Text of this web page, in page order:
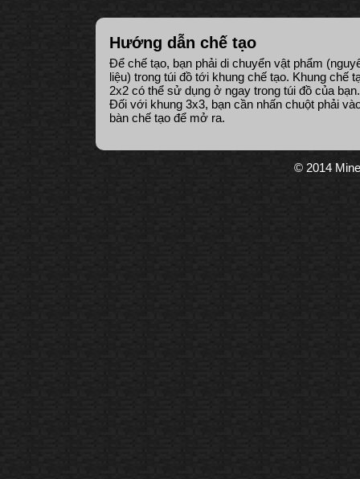
Hướng dẫn chế tạo
Để chế tạo, bạn phải di chuyển vật phẩm
liệu) trong túi đồ tới khung chế tạo. Khung chế
2x2 có thể sử dụng ở ngay trong túi đồ của bạn.
Đối với khung 3x3, bạn cần nhấn chuột phải
bàn chế tạo để mở ra.
© 2014